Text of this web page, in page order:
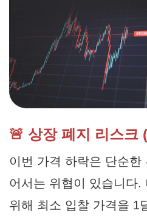
🚨 상장 폐지 리스
이번 가격 하락은 단순한
어서는 위협이 있습니다.
위해 최소 입찰 가격을 1